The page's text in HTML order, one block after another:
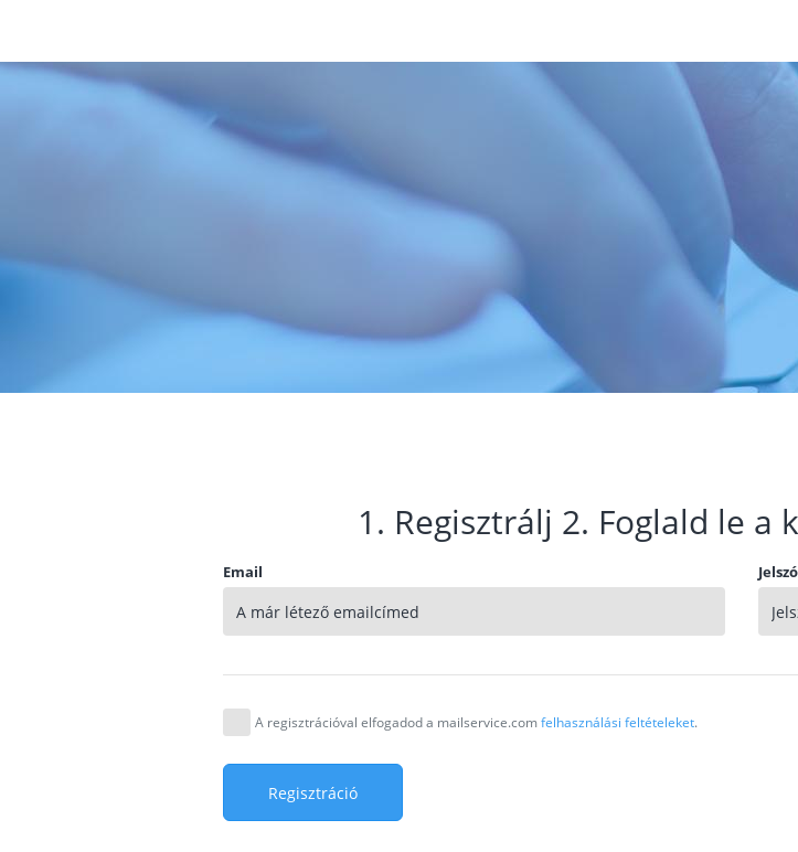
1. Regisztrálj 2. Foglald le
Email
A regisztrációval elfogadod a mailservice.comfelhasználási feltételeket.
Regisztráció